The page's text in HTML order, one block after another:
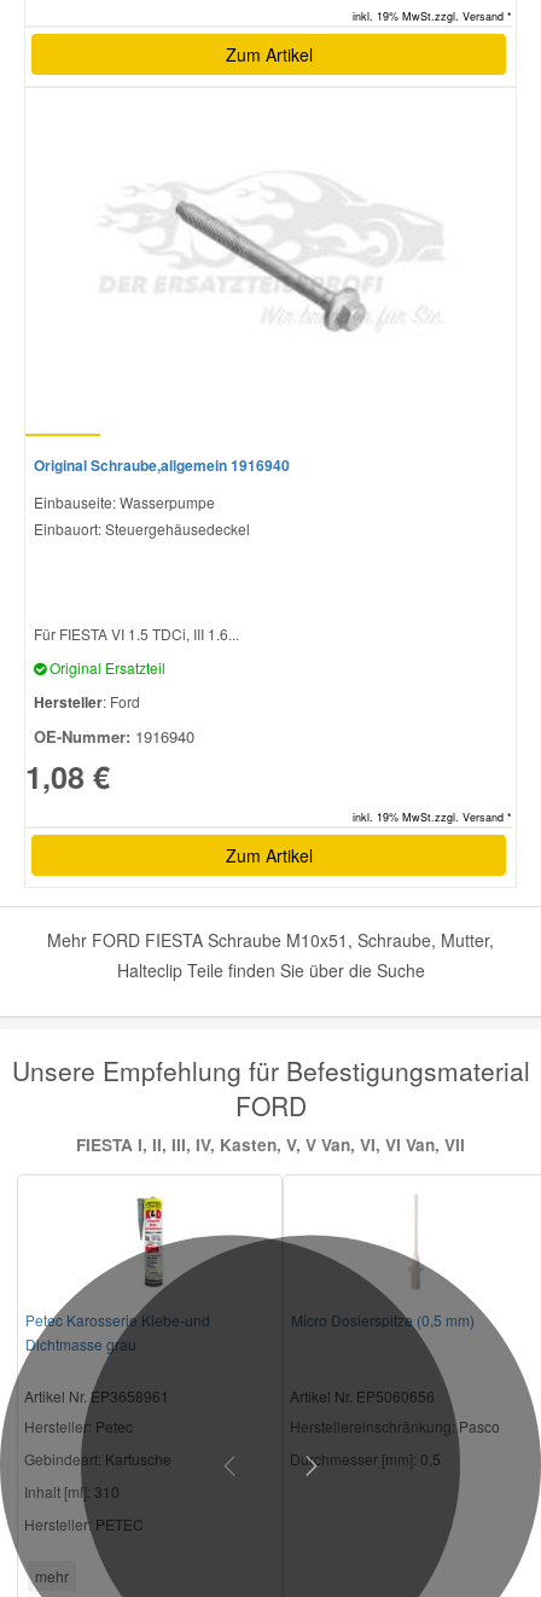
inkl. 19% MwSt.zzgl. Versand *
Zum Artikel
Original Schraube,allgemein 1916940
Einbauseite: Wasserpumpe
Einbauort: Steuergehäusedeckel
Für FIESTA VI 1.5 TDCi, III 1.6...
Original Ersatzteil
Hersteller: Ford
OE-Nummer: 1916940
1,08 €
inkl. 19% MwSt.zzgl. Versand *
Zum Artikel
Mehr FORD FIESTA Schraube M10x51, Schraube, Mutter,
Halteclip Teile finden Sie über die Suche
Unsere Empfehlung für Befestigungsmaterial
FORD
FIESTA I, II, III, IV, Kasten, V, V Van, VI, VI Van, VII
Petec Karosserie Klebe-und
Dichtmasse grau
Artikel Nr. EP3658961
Hersteller: Petec
Gebindeart: Kartusche
Inhalt [ml]: 310
Hersteller: PETEC
mehr
Micro Dosierspitze (0,5 mm)
Artikel Nr. EP5060656
Herstellereinschränkung:Pasco
Durchmesser [mm]: 0,5
Previous Next